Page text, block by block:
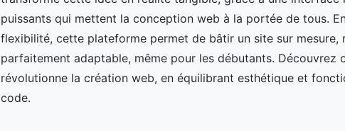
puissants qui mettent la conception web à la portée de tous.
flexibilité, cette plateforme permet de bâtir un site sur mesure,
parfaitement adaptable, même pour les débutants. Découvrez
révolutionne la création web, en équilibrant esthétique et
code.